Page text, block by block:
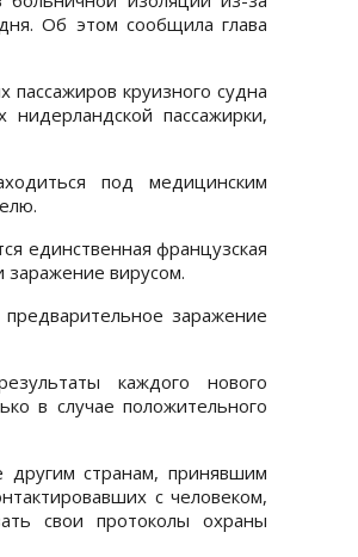
Об этом сообщила глава
круизного судна
пассажирки,
под медицинским
единственная французская
заражение вирусом.
заражение
каждого нового
в случае положительного
другим странам, принявшим
с человеком,
свои протоколы охраны